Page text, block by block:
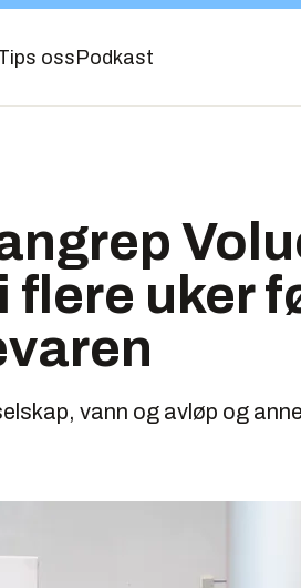
oss Podkast
uker
vann og avløp og